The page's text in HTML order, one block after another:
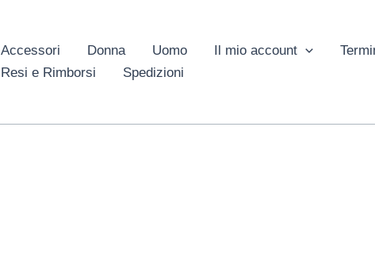
Accessori Donna Uomo Il mio account
Resi e Rimborsi
Spedizioni